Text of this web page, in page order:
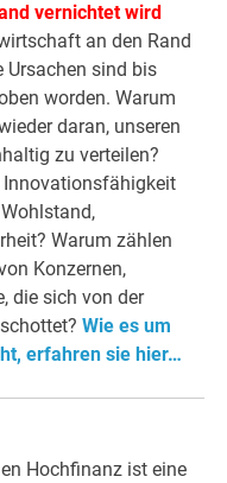
vernichtet wird
an den Rand
Ursachen sind bis
worden. Warum
daran, unseren
zu verteilen?
Innovationsfähigkeit
Warum zählen
Konzernen,
die sich von der
Wie es um
erfahren sie hier…
Hochfinanz ist eine